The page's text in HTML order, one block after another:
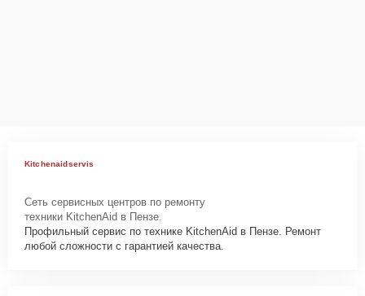
Kitchenaidservis
Сеть сервисных центров по ремонту
техники KitchenAid в Пензе.
Профильный сервис по технике KitchenAid в Пензе. Ремонт
любой сложности с гарантией качества.